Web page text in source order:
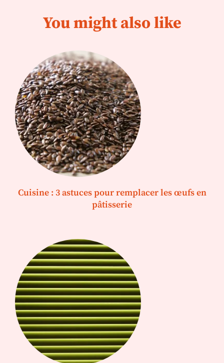
You might also like
Cuisine : 3 astuces pour remplacer les œufs en
pâtisserie